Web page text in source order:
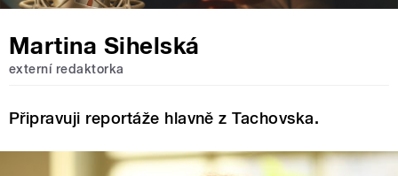
Martina Sihelská
externí redaktorka
Připravuji reportáže hlavně z Tachovska.